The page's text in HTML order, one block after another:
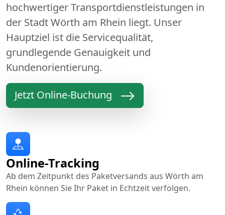
hochwertiger Transportdienstleistungen in
der Stadt Wörth am Rhein liegt. Unser
Hauptziel ist die Servicequalität,
grundlegende Genauigkeit und
Kundenorientierung.
Jetzt Online-Buchung
Online-Tracking
Ab dem Zeitpunkt des Paketversands aus Wörth am
Rhein können Sie Ihr Paket in Echtzeit verfolgen.